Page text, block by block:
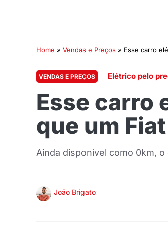
Home » Vendas e Preços » Esse carro
VENDAS E PREÇOS Elétrico pelo
Esse carro
que um
Ainda disponível como 0km,
João Brigato